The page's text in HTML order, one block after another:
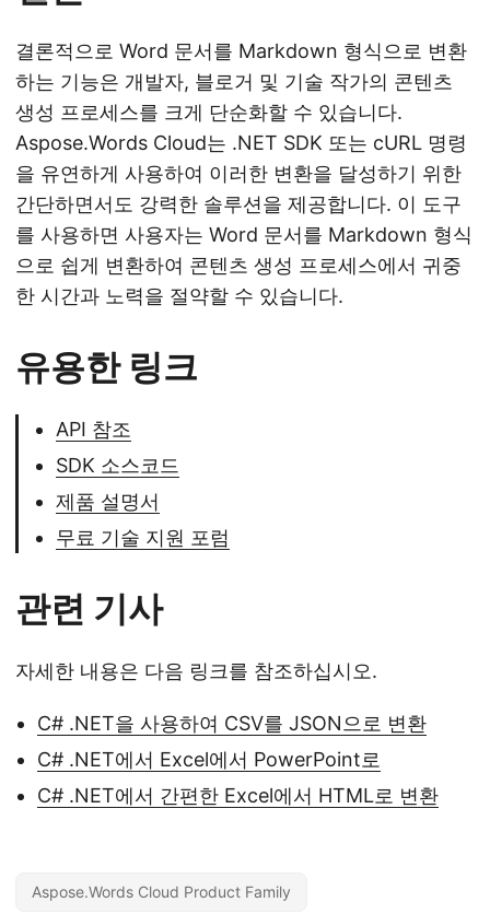
결론적으로 Word 문서를 Markdown 형식으로 변환
하는 기능은 개발자, 블로거 및 기술 작가의 콘텐츠
생성 프로세스를 크게 단순화할 수 있습니다.
Aspose.Words Cloud는 .NET SDK 또는 cURL 명령
을 유연하게 사용하여 이러한 변환을 달성하기 위한
간단하면서도 강력한 솔루션을 제공합니다. 이 도구
를 사용하면 사용자는 Word 문서를 Markdown 형식
으로 쉽게 변환하여 콘텐츠 생성 프로세스에서 귀중
한 시간과 노력을 절약할 수 있습니다.
유용한 링크
API 참조
SDK 소스코드
제품 설명서
무료 기술 지원 포럼
관련 기사
자세한 내용은 다음 링크를 참조하십시오.
C# .NET을 사용하여 CSV를 JSON으로 변환
C# .NET에서 Excel에서 PowerPoint로
C# .NET에서 간편한 Excel에서 HTML로 변환
Aspose.Words Cloud Product Family